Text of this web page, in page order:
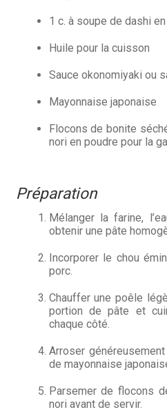
1 c. à soupe de dashi
Huile pour la cuisson
Sauce okonomiyaki ou
Mayonnaise japonaise
Flocons de bonite
nori en poudre pour la
Préparation
Mélanger la farine,
obtenir une pâte
Incorporer le chou
porc.
Chauffer une poêle
portion de pâte et
chaque côté.
Arroser
de mayonnaise
Parsemer de flocons
nori avant de servir.